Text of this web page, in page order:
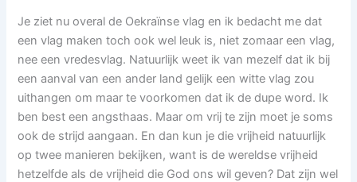
Je ziet nu overal de Oekraïnse vlag en ik bedacht me dat
een vlag maken toch ook wel leuk is, niet zomaar een vlag,
nee een vredesvlag. Natuurlijk weet ik van mezelf dat ik bij
een aanval van een ander land gelijk een witte vlag zou
uithangen om maar te voorkomen dat ik de dupe word. Ik
ben best een angsthaas. Maar om vrij te zijn moet je soms
ook de strijd aangaan. En dan kun je die vrijheid natuurlijk
op twee manieren bekijken, want is de wereldse vrijheid
hetzelfde als de vrijheid die God ons wil geven? Dat zijn wel